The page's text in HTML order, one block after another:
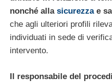
nonché alla sicurezzae
che agli ulteriori profili
individuati in sede di
intervento.
Il responsabile del